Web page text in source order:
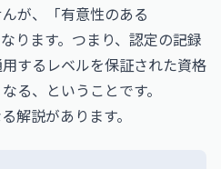
が、「有意性のある
ります。つまり、認定の記録
するレベルを保証された資格
る、ということです。
解説があります。